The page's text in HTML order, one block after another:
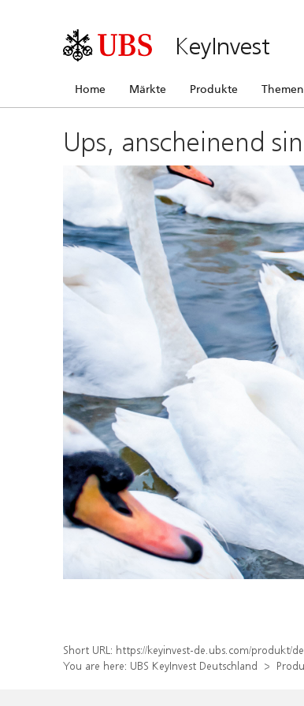
KeyInvest
Home Märkte Produkte Themen
Ups, anscheinend
Short URL: https://keyinvest-de.ubs.com/produkt/
You are here: UBS KeyInvest Deutschland